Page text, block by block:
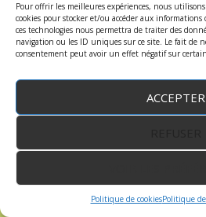
Pour offrir les meilleures expériences, nous
cookies pour stocker et/ou accéder aux informations
ces technologies nous permettra de traiter des
navigation ou les ID uniques sur ce site. Le fait de
consentement peut avoir un effet négatif sur
ACCEPTER
Politique de cookiesPolitique
55.00€